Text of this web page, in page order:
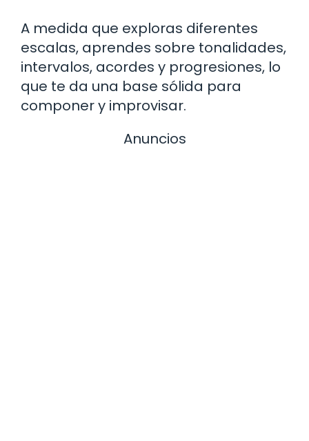
A medida que exploras diferentes
escalas, aprendes sobre tonalidades,
intervalos, acordes y progresiones, lo
que te da una base sólida para
componer y improvisar.
Anuncios